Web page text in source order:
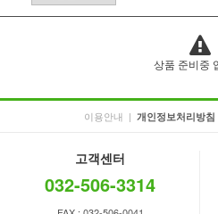
상품 준비중
이용안내 | 개인정보처리방침
고객센터
032-506-3314